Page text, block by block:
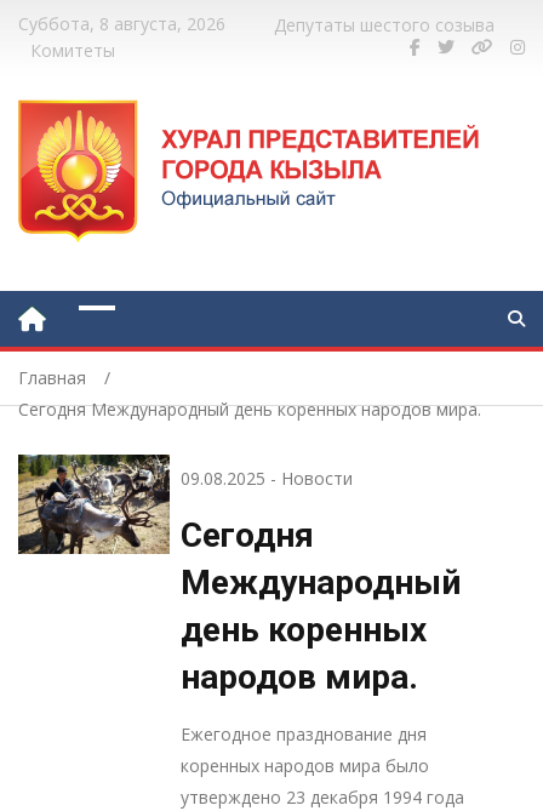
Суббота, 8 августа, 2026
Депутаты шестого созыва
Комитеты
Главная
Сегодня Международный день коренных народов мира.
09.08.2025 - Новости
Сегодня
Международный
день коренных
народов мира.
Ежегодное празднование дня
коренных народов мира было
утверждено 23 декабря 1994 года